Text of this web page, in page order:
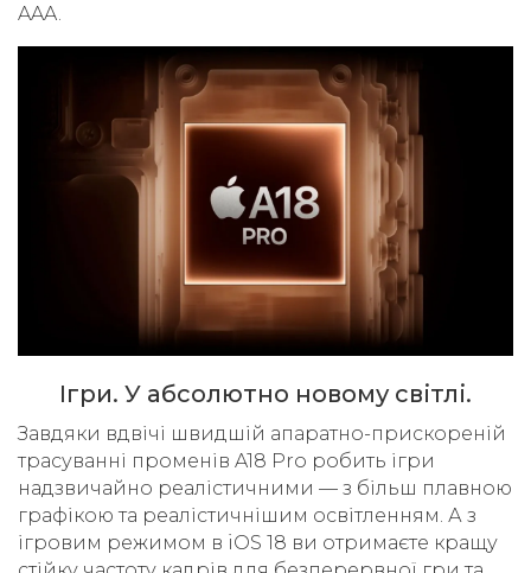
AAA.
Ігри. У абсолютно новому світлі.
Завдяки вдвічі швидшій апаратно-прискореній
трасуванні променів A18 Pro робить ігри
надзвичайно реалістичними — з більш плавною
графікою та реалістичнішим освітленням. А з
ігровим режимом в iOS 18 ви отримаєте кращу